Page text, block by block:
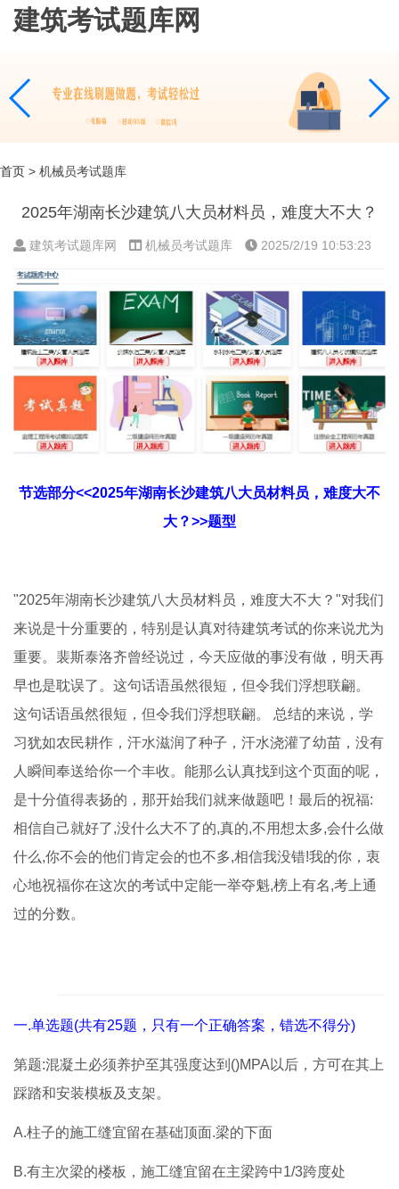
建筑考试题库网
首页 > 机械员考试题库
2025年湖南长沙建筑八大员材料员，难度大不大？
建筑考试题库网 机械员考试题库 2025/2/19 10:53:23
节选部分<<2025年湖南长沙建筑八大员材料员，难度大不
大？>>题型
"2025年湖南长沙建筑八大员材料员，难度大不大？"对我们
来说是十分重要的，特别是认真对待建筑考试的你来说尤为
重要。裴斯泰洛齐曾经说过，今天应做的事没有做，明天再
早也是耽误了。这句话语虽然很短，但令我们浮想联翩。
这句话语虽然很短，但令我们浮想联翩。 总结的来说，学
习犹如农民耕作，汗水滋润了种子，汗水浇灌了幼苗，没有
人瞬间奉送给你一个丰收。能那么认真找到这个页面的呢，
是十分值得表扬的，那开始我们就来做题吧！最后的祝福:
相信自己就好了,没什么大不了的,真的,不用想太多,会什么做
什么,你不会的他们肯定会的也不多,相信我没错!我的你，衷
心地祝福你在这次的考试中定能一举夺魁,榜上有名,考上通
过的分数。
一.单选题(共有25题，只有一个正确答案，错选不得分)
第题:混凝土必须养护至其强度达到()MPA以后，方可在其上
踩踏和安装模板及支架。
A.柱子的施工缝宜留在基础顶面.梁的下面
B.有主次梁的楼板，施工缝宜留在主梁跨中1/3跨度处